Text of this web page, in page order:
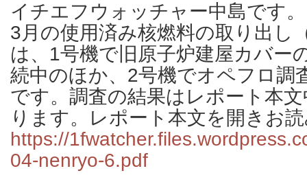
イチエフウォッチャー中島です。
3月の使用済み核燃料の取り出し
は、1号機で旧原子炉建屋カバー
続中のほか、2号機でオペフロ調
です。調査の結果はレポート本
ります。レポート本文を開きお
https://
04-nenryo-6.pdf